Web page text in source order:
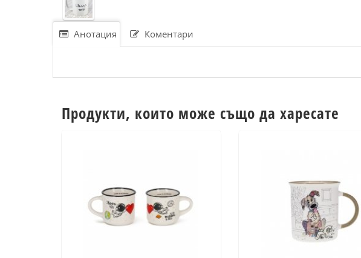
Анотация Коментари
Продукти, които може също да харесате